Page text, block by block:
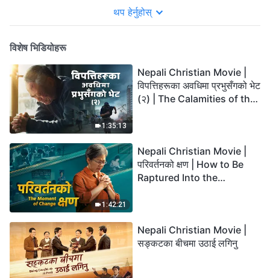
थप हेर्नुहोस्
विशेष भिडियोहरू
1:35:13
Nepali Christian Movie |
विपत्तिहरूका अवधिमा प्रभुसँगको भेट
(२) | The Calamities of the
1:42:21
Nepali Christian Movie |
परिवर्तनको क्षण | How to Be
Raptured Into the
Nepali Christian Movie |
सङ्कटका बीचमा उठाई लगिनु